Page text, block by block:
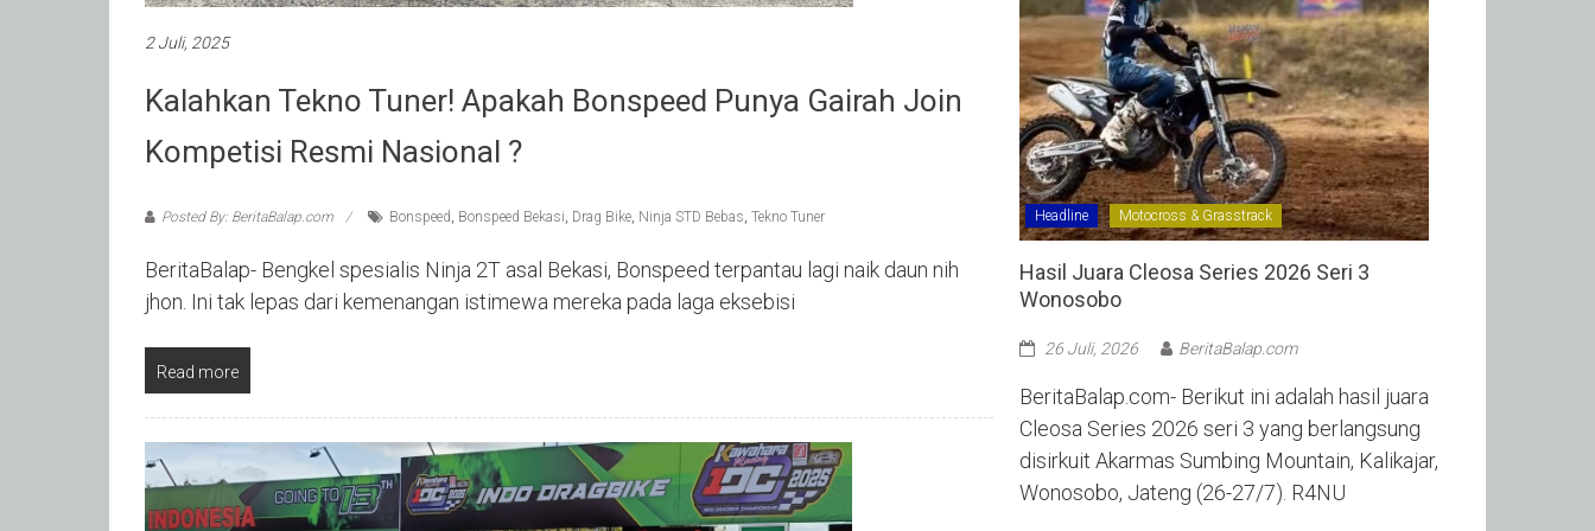
2 Juli, 2025
Kalahkan Tekno Tuner! Apakah Bonspeed Punya Gairah Join
Kompetisi Resmi Nasional ?
Posted By: BeritaBalap.com Bonspeed, Bonspeed Bekasi, Drag Bike, Ninja STD Bebas, Tekno Tuner
BeritaBalap- Bengkel spesialis Ninja 2T asal Bekasi, Bonspeed terpantau lagi naik daun nih
jhon. Ini tak lepas dari kemenangan istimewa mereka pada laga eksebisi
Read more
Headline Motocross & Grasstrack
Hasil Juara Cleosa Series 2026 Seri 3
Wonosobo ‎
26 Juli, 2026 BeritaBalap.com
BeritaBalap.com- Berikut ini adalah hasil juara
Cleosa Series 2026 seri 3 yang berlangsung
disirkuit Akarmas Sumbing Mountain, Kalikajar,
Wonosobo, Jateng (26-27/7). R4NU